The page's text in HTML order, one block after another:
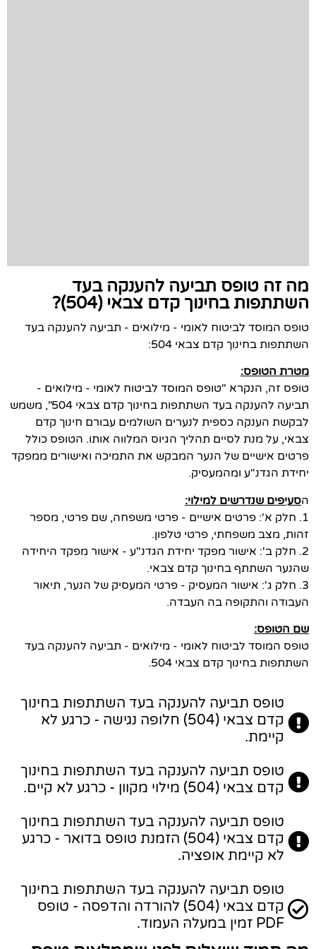
מה זה טופס תביעה להענקה בעד
השתתפות בחינוך קדם צבאי (504)?
טופס המוסד לביטוח לאומי - מילואים - תביעה להענקה בעד
השתתפות בחינוך קדם צבאי 504:
מטרת הטופס:
טופס זה, הנקרא "טופס המוסד לביטוח לאומי - מילואים -
תביעה להענקה בעד השתתפות בחינוך קדם צבאי 504", משמש
לבקשת הענקה כספית לנערים השולמים עבורם חינוך קדם
צבאי, על מנת לסיים תהליך הגיוס המלווה אותו. הטופס כולל
פרטים אישיים של הנער המבקש את התמיכה ואישורים ממפקד
יחידת הגדנ"ע ומהמעסיק.
הסעיפים שנדרשים למילוי:
1. חלק א': פרטים אישיים - פרטי משפחה, שם פרטי, מספר
זהות, מצב משפחתי, פרטי טלפון.
2. חלק ב': אישור מפקד יחידת הגדנ"ע - אישור מפקד היחידה
שהנער השתתף בחינוך קדם צבאי.
3. חלק ג': אישור המעסיק - פרטי המעסיק של הנער, תיאור
העבודה והתקופה בה העבדה.
שם הטופס:
טופס המוסד לביטוח לאומי - מילואים - תביעה להענקה בעד
השתתפות בחינוך קדם צבאי 504.
טופס תביעה להענקה בעד השתתפות בחינוך
קדם צבאי (504) חלופה נגישה - כרגע לא
קיימת.
טופס תביעה להענקה בעד השתתפות בחינוך
קדם צבאי (504) מילוי מקוון - כרגע לא קיים.
טופס תביעה להענקה בעד השתתפות בחינוך
קדם צבאי (504) הזמנת טופס בדואר - כרגע
לא קיימת אופציה.
טופס תביעה להענקה בעד השתתפות בחינוך
קדם צבאי (504) להורדה והדפסה - טופס
PDF זמין במעלה העמוד.